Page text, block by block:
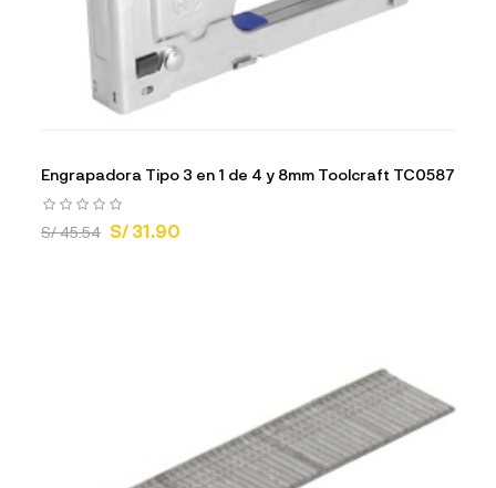
Engrapadora Tipo 3 en 1 de 4 y 8mm Toolcraft TC0587
S/ 45.54 S/ 31.90